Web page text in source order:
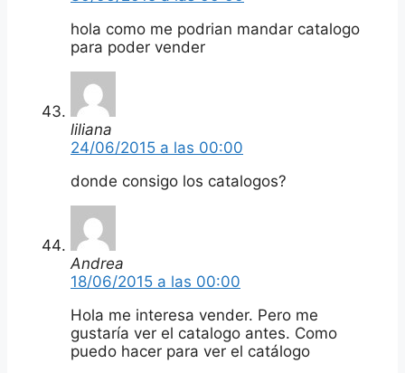
hola como me podrian mandar catalogo
para poder vender
liliana
24/06/2015 a las 00:00
donde consigo los catalogos?
Andrea
18/06/2015 a las 00:00
Hola me interesa vender. Pero me
gustaría ver el catalogo antes. Como
puedo hacer para ver el catálogo